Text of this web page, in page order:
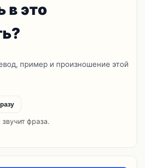
это
пример и произношение этой
фраза.